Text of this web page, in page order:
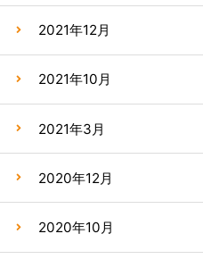
2021年12月
2021年10月
2021年3月
2020年12月
2020年10月